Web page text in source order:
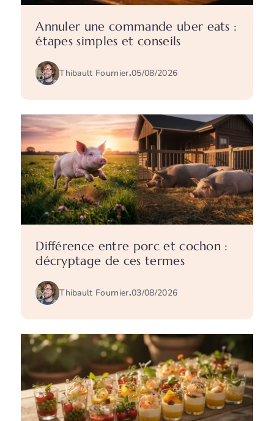
Annuler une commande uber eats :
étapes simples et conseils
Thibault Fournier.05/08/2026
Différence entre porc et cochon :
décryptage de ces termes
Thibault Fournier.03/08/2026